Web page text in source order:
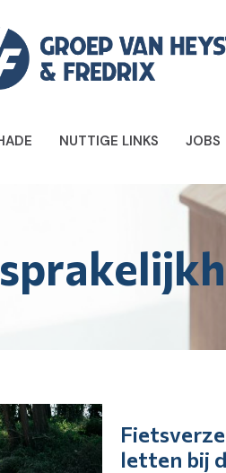
NUTTIGE LINKS JOBS
letten bij